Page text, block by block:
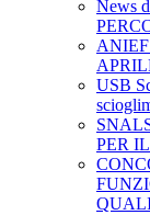
News
USB
PER